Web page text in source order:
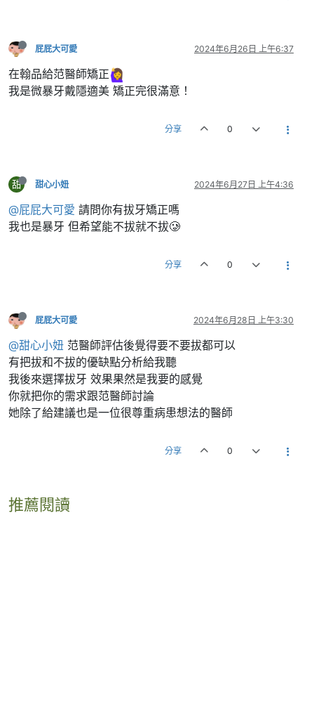
屁屁大可愛 2024年6月26日 上午6:37
在翰品給范醫師矯正
我是微暴牙戴隱適美 矯正完很滿意！
分享 0
甜 甜心小妞 2024年6月27日 上午4:36
@屁屁大可愛 請問你有拔牙矯正嗎
我也是暴牙 但希望能不拔就不拔🥲
分享 0
屁屁大可愛 2024年6月28日 上午3:30
@甜心小妞 范醫師評估後覺得要不要拔都可以
有把拔和不拔的優缺點分析給我聽
我後來選擇拔牙 效果果然是我要的感覺
你就把你的需求跟范醫師討論
她除了給建議也是一位很尊重病患想法的醫師
分享 0
推薦閱讀